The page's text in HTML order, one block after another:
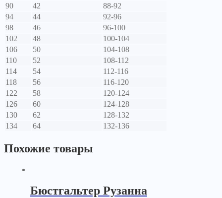
90
42
88-92
94
44
92-96
98
46
96-100
102
48
100-104
106
50
104-108
110
52
108-112
114
54
112-116
118
56
116-120
122
58
120-124
126
60
124-128
130
62
128-132
134
64 132-136
Похожие товары
Бюстгальтер Рузанна